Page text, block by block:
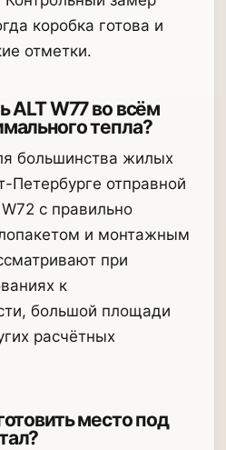
коробка готова и
отметки.
ALT W77 во всём
тепла?
большинства жилых
отправной
с правильно
и монтажным
при
к
большой площади
расчётных
место под